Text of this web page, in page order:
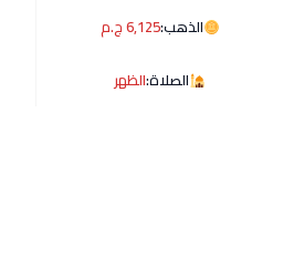
الذهب:6,125 ج.م
الصلاة:الظهر